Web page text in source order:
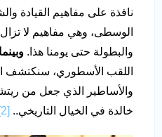
نافذة على مفاهيم القيادة
الوسطى، وهي مفاهيم لا تزال
والبطولة حتى يومنا هذا. وبينما
اللقب الأسطوري، سنكتشف
والأساطير الذي جعل من
خالدة في الخيال التاريخي.. [2]